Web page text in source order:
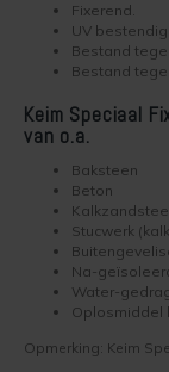
Beton muur verven
Gestucte muur verven
Spachtelputz verven
Gipsplaten verven
Plafond verven
Hout binnen verven
Keim Natuursteen
Keim Optil Monochrome
Keim Soldalan
Keim Soldalan kleuren
Keim Innostar kleuren
Concreton Black
Uni-Kalei
Athenit-Lucente
Block-Primer
Concreton-C
Concreton-Lasur
Contact-Plus
Reclameren
Uitvoering
Keim en Duurzaamheid
Fixerend.
UV bestendig.
Bestand
Bestand
Keim Speciaal
van o.a.
Baksteen
Beton
Stucwerk
Na-
Water-
Oplosmiddel
Opmerking: Keim